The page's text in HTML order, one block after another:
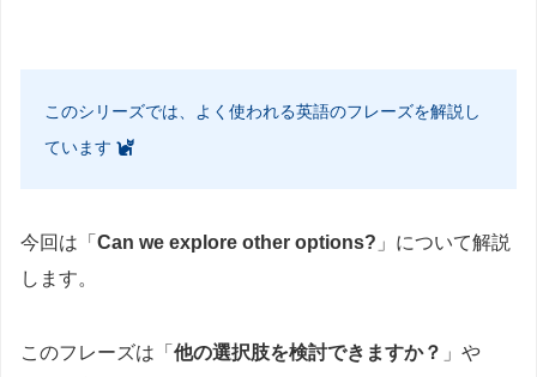
このシリーズでは、よく使われる英語のフレーズを解説し
ています
今回は「 Can we explore other options? 」について解説
します。
このフレーズは「 他の選択肢を検討できますか？ 」や